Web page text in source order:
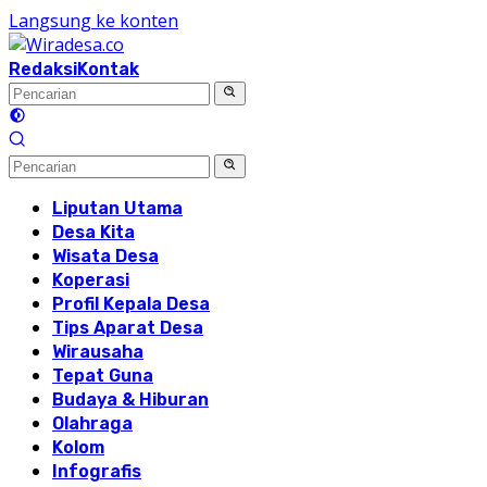
Langsung ke konten
RedaksiKontak
Liputan Utama
Desa Kita
Wisata Desa
Koperasi
Profil Kepala Desa
Tips Aparat Desa
Wirausaha
Tepat Guna
Budaya & Hiburan
Olahraga
Kolom
Infografis